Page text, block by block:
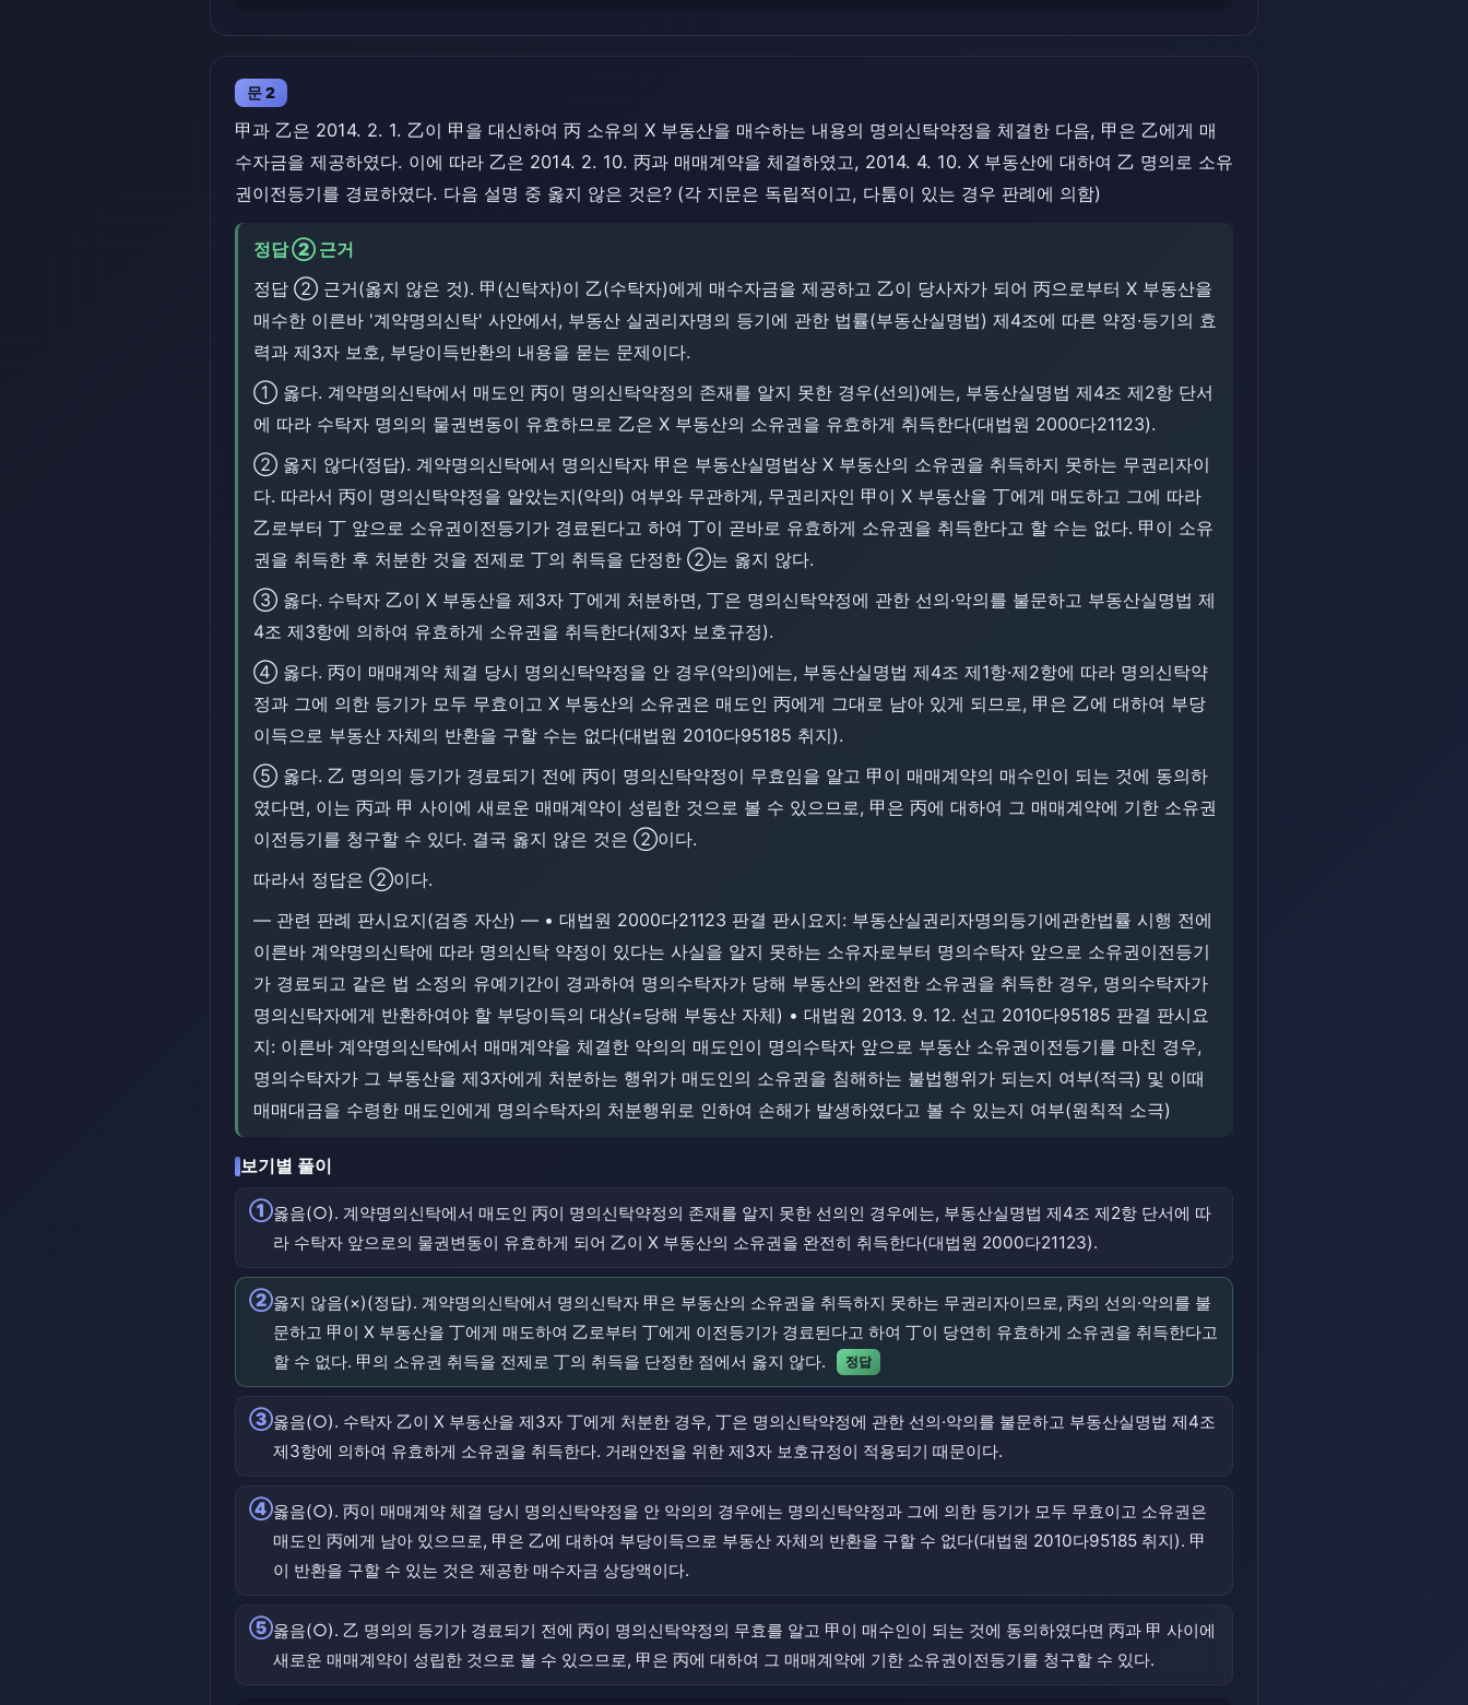
문 2
甲과 乙은 2014. 2. 1. 乙이 甲을 대신하여 丙 소유의 X 부동산을 매수하는 내용의 명의신탁약정을 체결한 다음, 甲은 乙에게 매
수자금을 제공하였다. 이에 따라 乙은 2014. 2. 10. 丙과 매매계약을 체결하였고, 2014. 4. 10. X 부동산에 대하여 乙 명의로 소유
권이전등기를 경료하였다. 다음 설명 중 옳지 않은 것은? (각 지문은 독립적이고, 다툼이 있는 경우 판례에 의함)
정답 ② 근거
정답 ② 근거(옳지 않은 것). 甲(신탁자)이 乙(수탁자)에게 매수자금을 제공하고 乙이 당사자가 되어 丙으로부터 X 부동산을
매수한 이른바 '계약명의신탁' 사안에서, 부동산 실권리자명의 등기에 관한 법률(부동산실명법) 제4조에 따른 약정·등기의 효
력과 제3자 보호, 부당이득반환의 내용을 묻는 문제이다.
① 옳다. 계약명의신탁에서 매도인 丙이 명의신탁약정의 존재를 알지 못한 경우(선의)에는, 부동산실명법 제4조 제2항 단서
에 따라 수탁자 명의의 물권변동이 유효하므로 乙은 X 부동산의 소유권을 유효하게 취득한다(대법원 2000다21123).
② 옳지 않다(정답). 계약명의신탁에서 명의신탁자 甲은 부동산실명법상 X 부동산의 소유권을 취득하지 못하는 무권리자이
다. 따라서 丙이 명의신탁약정을 알았는지(악의) 여부와 무관하게, 무권리자인 甲이 X 부동산을 丁에게 매도하고 그에 따라
乙로부터 丁 앞으로 소유권이전등기가 경료된다고 하여 丁이 곧바로 유효하게 소유권을 취득한다고 할 수는 없다. 甲이 소유
권을 취득한 후 처분한 것을 전제로 丁의 취득을 단정한 ②는 옳지 않다.
③ 옳다. 수탁자 乙이 X 부동산을 제3자 丁에게 처분하면, 丁은 명의신탁약정에 관한 선의·악의를 불문하고 부동산실명법 제
4조 제3항에 의하여 유효하게 소유권을 취득한다(제3자 보호규정).
④ 옳다. 丙이 매매계약 체결 당시 명의신탁약정을 안 경우(악의)에는, 부동산실명법 제4조 제1항·제2항에 따라 명의신탁약
정과 그에 의한 등기가 모두 무효이고 X 부동산의 소유권은 매도인 丙에게 그대로 남아 있게 되므로, 甲은 乙에 대하여 부당
이득으로 부동산 자체의 반환을 구할 수는 없다(대법원 2010다95185 취지).
⑤ 옳다. 乙 명의의 등기가 경료되기 전에 丙이 명의신탁약정이 무효임을 알고 甲이 매매계약의 매수인이 되는 것에 동의하
였다면, 이는 丙과 甲 사이에 새로운 매매계약이 성립한 것으로 볼 수 있으므로, 甲은 丙에 대하여 그 매매계약에 기한 소유권
이전등기를 청구할 수 있다. 결국 옳지 않은 것은 ②이다.
따라서 정답은 ②이다.
― 관련 판례 판시요지(검증 자산) ― • 대법원 2000다21123 판결 판시요지: 부동산실권리자명의등기에관한법률 시행 전에
이른바 계약명의신탁에 따라 명의신탁 약정이 있다는 사실을 알지 못하는 소유자로부터 명의수탁자 앞으로 소유권이전등기
가 경료되고 같은 법 소정의 유예기간이 경과하여 명의수탁자가 당해 부동산의 완전한 소유권을 취득한 경우, 명의수탁자가
명의신탁자에게 반환하여야 할 부당이득의 대상(=당해 부동산 자체) • 대법원 2013. 9. 12. 선고 2010다95185 판결 판시요
지: 이른바 계약명의신탁에서 매매계약을 체결한 악의의 매도인이 명의수탁자 앞으로 부동산 소유권이전등기를 마친 경우,
명의수탁자가 그 부동산을 제3자에게 처분하는 행위가 매도인의 소유권을 침해하는 불법행위가 되는지 여부(적극) 및 이때
매매대금을 수령한 매도인에게 명의수탁자의 처분행위로 인하여 손해가 발생하였다고 볼 수 있는지 여부(원칙적 소극)
보기별 풀이
①옳음(○). 계약명의신탁에서 매도인 丙이 명의신탁약정의 존재를 알지 못한 선의인 경우에는, 부동산실명법 제4조 제2항 단서에 따
라 수탁자 앞으로의 물권변동이 유효하게 되어 乙이 X 부동산의 소유권을 완전히 취득한다(대법원 2000다21123).
②옳지 않음(×)(정답). 계약명의신탁에서 명의신탁자 甲은 부동산의 소유권을 취득하지 못하는 무권리자이므로, 丙의 선의·악의를 불
문하고 甲이 X 부동산을 丁에게 매도하여 乙로부터 丁에게 이전등기가 경료된다고 하여 丁이 당연히 유효하게 소유권을 취득한다고
할 수 없다. 甲의 소유권 취득을 전제로 丁의 취득을 단정한 점에서 옳지 않다.
정답
③옳음(○). 수탁자 乙이 X 부동산을 제3자 丁에게 처분한 경우, 丁은 명의신탁약정에 관한 선의·악의를 불문하고 부동산실명법 제4조
제3항에 의하여 유효하게 소유권을 취득한다. 거래안전을 위한 제3자 보호규정이 적용되기 때문이다.
④옳음(○). 丙이 매매계약 체결 당시 명의신탁약정을 안 악의의 경우에는 명의신탁약정과 그에 의한 등기가 모두 무효이고 소유권은
매도인 丙에게 남아 있으므로, 甲은 乙에 대하여 부당이득으로 부동산 자체의 반환을 구할 수 없다(대법원 2010다95185 취지). 甲
이 반환을 구할 수 있는 것은 제공한 매수자금 상당액이다.
⑤옳음(○). 乙 명의의 등기가 경료되기 전에 丙이 명의신탁약정의 무효를 알고 甲이 매수인이 되는 것에 동의하였다면 丙과 甲 사이에
새로운 매매계약이 성립한 것으로 볼 수 있으므로, 甲은 丙에 대하여 그 매매계약에 기한 소유권이전등기를 청구할 수 있다.